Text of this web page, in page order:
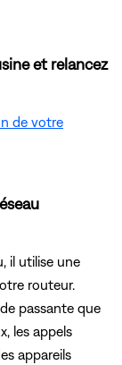
et relancez
de votre
il utilise une
routeur.
passante que
les appels
appareils